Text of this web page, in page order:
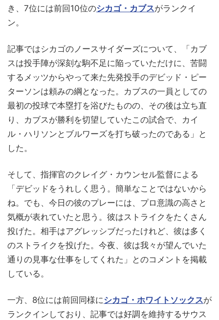
き、7位には前回10位のシカゴ・カブスがランクイ
ン。
記事ではシカゴのノースサイダーズについて、「カブ
スは投手陣が深刻な駒不足に陥っていただけに、苦闘
するメッツからやって来た先発投手のデビッド・ピー
ターソンは頼みの綱となった。カブスの一員としての
最初の投球で本塁打を浴びたものの、その後は立ち直
り、カブスが勝利を切望していたこの試合で、カイ
ル・ハリソンとブルワーズを打ち破ったのである」と
した。
そして、指揮官のクレイグ・カウンセル監督による
「デビッドをうれしく思う。簡単なことではないから
ね。でも、今日の彼のプレーには、プロ意識の高さと
気概が表れていたと思う。彼はストライクをたくさん
投げた。相手はアグレッシブだったけれど、彼は多く
のストライクを投げた。今夜、彼は我々が望んでいた
通りの見事な仕事をしてくれた」とのコメントを掲載
している。
一方、8位には前回同様にシカゴ・ホワイトソックスが
ランクインしており、記事では好調を維持するサウス